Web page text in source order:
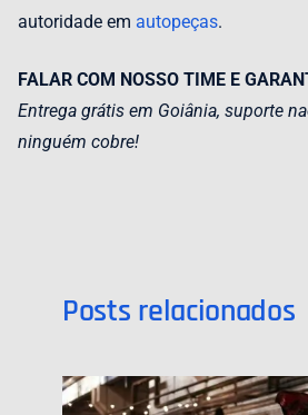
autoridade em autopeças.
FALAR COM NOSSO TIME E
Entrega grátis em Goiânia, suporte
ninguém cobre!
Posts relacionados